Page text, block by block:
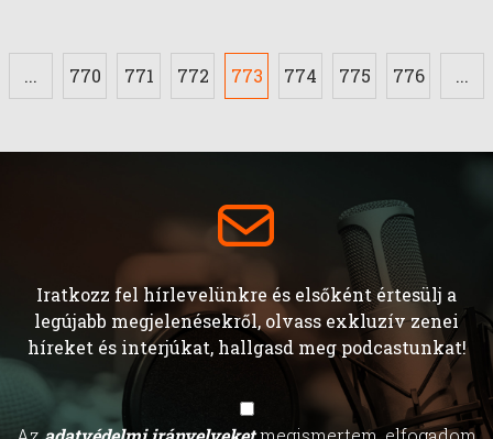
... 770 771 772 773 774 775 776 ...
Iratkozz fel hírlevelünkre és elsőként értesülj a
legújabb megjelenésekről, olvass exkluzív zenei
híreket és interjúkat, hallgasd meg podcastunkat!